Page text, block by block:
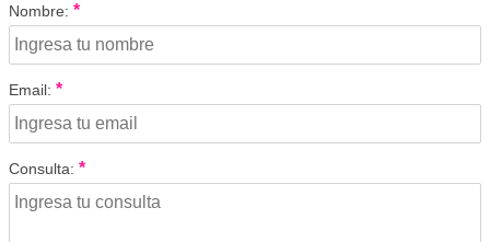
Nombre: *
Email: *
Consulta: *